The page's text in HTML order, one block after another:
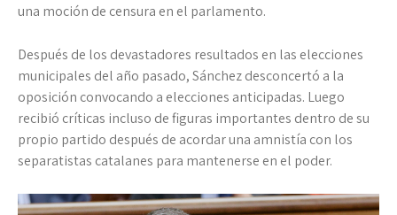
una moción de censura en el parlamento.
Después de los devastadores resultados en las elecciones
municipales del año pasado, Sánchez desconcertó a la
oposición convocando a elecciones anticipadas. Luego
recibió críticas incluso de figuras importantes dentro de su
propio partido después de acordar una amnistía con los
separatistas catalanes para mantenerse en el poder.